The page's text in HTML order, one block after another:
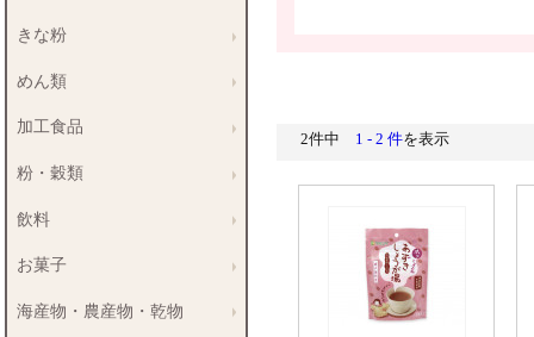
2件中 1 - 2 件を表示
きな粉
めん類
加工食品
粉・穀類
飲料
お菓子
海産物・農産物・乾物